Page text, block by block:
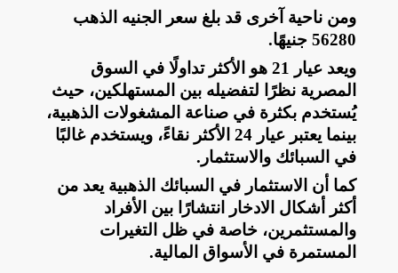
ومن ناحية آخرى قد بلغ سعر الجنيه الذهب
56280 جنيهًا
.
ويعد عيار 21 هو الأكثر تداولًا في السوق
المصرية نظرًا لتفضيله بين المستهلكين، حيث
يُستخدم بكثرة في صناعة المشغولات الذهبية،
بينما يعتبر عيار 24 الأكثر نقاءً، ويستخدم غالبًا
في السبائك والاستثمار .
كما أن الاستثمار في السبائك الذهبية يعد من
أكثر أشكال الادخار انتشارًا بين الأفراد
والمستثمرين، خاصة في ظل التغيرات
المستمرة في الأسواق المالية.